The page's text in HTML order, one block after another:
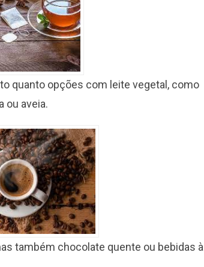
quanto opções com leite vegetal, como
ou aveia.
também chocolate quente ou bebidas à